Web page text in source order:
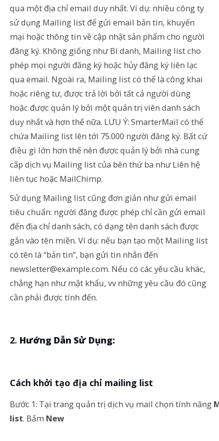
qua một địa chỉ email duy nhất. Ví dụ: nhiều công ty
sử dụng Mailing list để gửi email bản tin, khuyến
mại hoặc thông tin về cập nhật sản phẩm cho người
đăng ký. Không giống như Bí danh, Mailing list cho
phép mọi người đăng ký hoặc hủy đăng ký liên lạc
qua email. Ngoài ra, Mailing list có thể là công khai
hoặc riêng tư, được trả lời bởi tất cả người dùng
hoặc được quản lý bởi một quản trị viên danh sách
duy nhất và hơn thế nữa. LƯU Ý: SmarterMail có thể
chứa Mailing list lên tới 75.000 người đăng ký. Bất cứ
điều gì lớn hơn thế nên được quản lý bởi nhà cung
cấp dịch vụ Mailing list của bên thứ ba như Liên hệ
liên tục hoặc MailChimp.
Sử dụng Mailing list cũng đơn giản như gửi email
tiêu chuẩn: người đăng được phép chỉ cần gửi email
đến địa chỉ danh sách, có dạng tên danh sách được
gắn vào tên miền. Ví dụ: nếu bạn tạo một Mailing list
có tên là “bản tin”, bạn gửi tin nhắn đến
newsletter@example.com. Nếu có các yêu cầu khác,
chẳng hạn như mật khẩu, vv những yêu cầu đó cũng
cần phải được tính đến.
Hướng Dẫn Sử Dụng:
Cách khởi tạo địa chỉ mailing list
Bước 1: Tại trang quản trị dịch vụ mail chọn tính năng
list. Bấm New